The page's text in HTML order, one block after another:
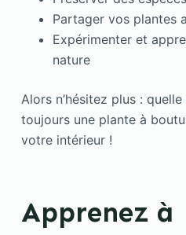
Partager vos plantes
Expérimenter et
nature
Alors n’hésitez plus :
toujours une plante à
votre intérieur !
Apprenez à